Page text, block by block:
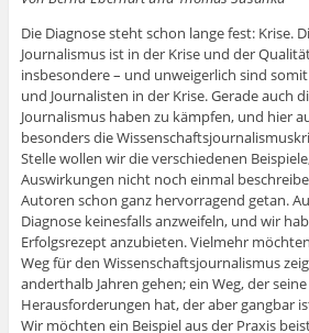
Die Diagnose steht schon lange fest: Krise.
Journalismus ist in der Krise und der
insbesondere – und unweigerlich sind
und Journalisten in der Krise. Gerade auch
Journalismus haben zu kämpfen, und hier
besonders die
Stelle wollen wir die verschiedenen
Auswirkungen nicht noch einmal
Autoren schon ganz hervorragend getan.
Diagnose keinesfalls anzweifeln, und wir
Erfolgsrezept anzubieten. Vielmehr
Weg für den Wissenschaftsjournalismus
anderthalb Jahren gehen; ein Weg, der
Herausforderungen hat, der aber gangbar
Wir möchten ein Beispiel aus der Praxis